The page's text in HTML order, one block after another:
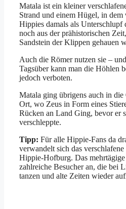
Matala ist ein kleiner
Strand und einem Hügel, in
Hippies damals als Unterschlupf
noch aus der prähistorischen
Sandstein der Klippen gehauen
Auch die Römer nutzen sie –
Tagsüber kann man die Höhlen
jedoch verboten.
Matala ging übrigens auch in die
Ort, wo Zeus in Form eines
Rücken an Land Ging, bevor er
verschleppte.
Tipp: Für alle Hippie-Fans da
verwandelt sich das
Hippie-Hofburg. Das
zahlreiche Besucher an, die bei
tanzen und alte Zeiten wieder